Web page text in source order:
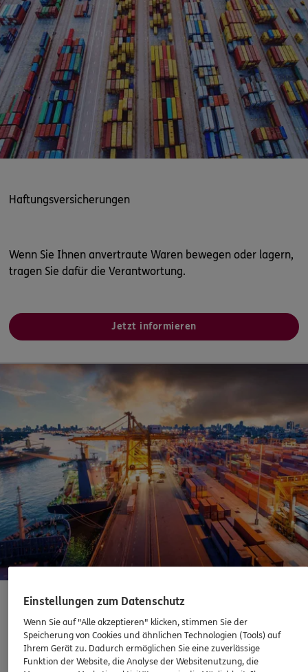
Haftungsversicherungen
Wenn Sie Ihnen anvertraute Waren bewegen oder lagern,
tragen Sie dafür die Verantwortung.
Jetzt informieren
Schiffsversicherungen
Einstellungen zum Datenschutz
Wenn Sie auf "Alle akzeptieren" klicken, stimmen Sie der
Speicherung von Cookies und ähnlichen Technologien (Tools) auf
Ihrem Gerät zu. Dadurch ermöglichen Sie eine zuverlässige
Funktion der Website, die Analyse der Websitenutzung, die